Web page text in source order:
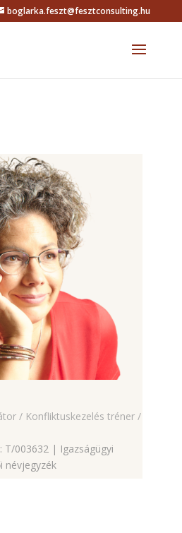
boglarka.feszt@fesztconsulting.hu
/ Konfliktuskezelés tréner /
T/003632 | Igazságügyi
névjegyzék